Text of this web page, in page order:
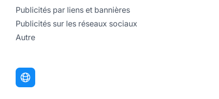
Publicités par liens et bannières
Publicités sur les réseaux sociaux
Autre